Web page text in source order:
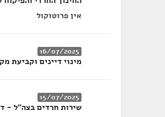
אין פרוטוקול
16/07/2025
מינוי דיינים וקביעת
15/07/2025
שירות חרדים בצה"ל -